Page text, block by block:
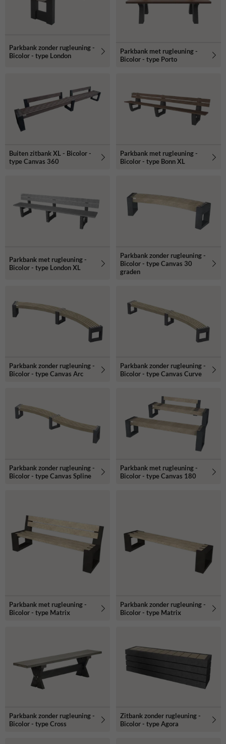
Parkbank zonder rugleuning -
Bicolor - type London
Parkbank met rugleuning -
Bicolor - type Porto
Buiten zitbank XL - Bicolor -
type Canvas 360
Parkbank met rugleuning -
Bicolor - type Bonn XL
Parkbank met rugleuning -
Bicolor - type London XL
Parkbank zonder rugleuning -
Bicolor - type Canvas 30
graden
Parkbank zonder rugleuning -
Bicolor - type Canvas Arc
Parkbank zonder rugleuning -
Bicolor - type Canvas Curve
Parkbank zonder rugleuning -
Bicolor - type Canvas Spline
Parkbank met rugleuning -
Bicolor - type Canvas 180
Parkbank met rugleuning -
Bicolor - type Matrix
Parkbank zonder rugleuning -
Bicolor - type Matrix
Parkbank zonder rugleuning -
Bicolor - type Cross
Zitbank zonder rugleuning -
Bicolor - type Agora